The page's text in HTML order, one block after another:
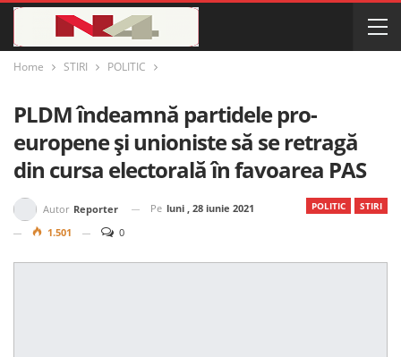
Home STIRI POLITIC
PLDM îndeamnă partidele pro-
europene și unioniste să se retragă
din cursa electorală în favoarea PAS
POLITIC STIRI
Autor Reporter Pe luni , 28 iunie 2021
1.501
0